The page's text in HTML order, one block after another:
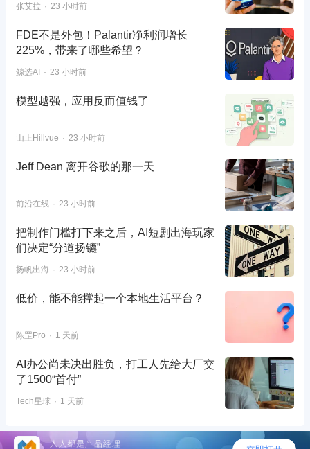
张艾拉 23 小时前
FDE不是外包！Palantir净利润增长
225%，带来了哪些希望？
鲸选AI 23 小时前
模型越强，应用反而值钱了
山上Hillvue 23 小时前
Jeff Dean 离开谷歌的那一天
前沿在线 23 小时前
把制作门槛打下来之后，AI短剧出海玩家
们决定“分道扬镳”
扬帆出海 23 小时前
低价，能不能撑起一个本地生活平台？
陈罡Pro 1 天前
AI办公尚未决出胜负，打工人先给大厂交
了1500“首付”
Tech星球 1 天前